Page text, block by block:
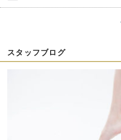
スタッフブログ